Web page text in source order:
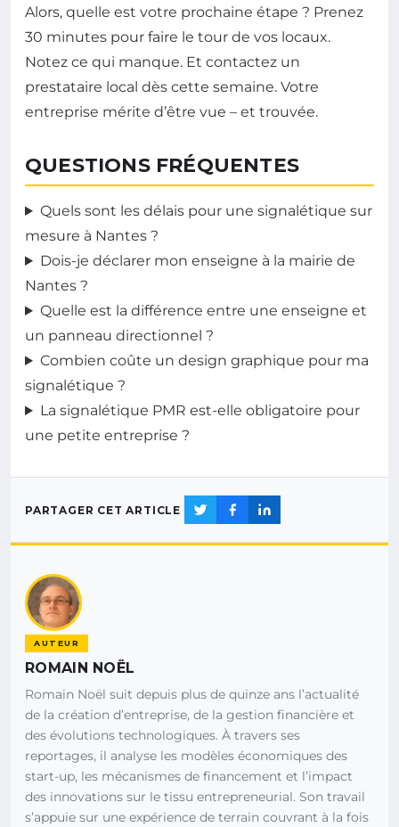
Alors, quelle est votre prochaine étape ? Prenez
30 minutes pour faire le tour de vos locaux.
Notez ce qui manque. Et contactez un
prestataire local dès cette semaine. Votre
entreprise mérite d’être vue – et trouvée.
QUESTIONS FRÉQUENTES
Quels sont les délais pour une signalétique sur
mesure à Nantes ?
Dois-je déclarer mon enseigne à la mairie de
Nantes ?
Quelle est la différence entre une enseigne et
un panneau directionnel ?
Combien coûte un design graphique pour ma
signalétique ?
La signalétique PMR est-elle obligatoire pour
une petite entreprise ?
PARTAGER CET ARTICLE
AUTEUR
ROMAIN NOËL
Romain Noël suit depuis plus de quinze ans l’actualité
de la création d’entreprise, de la gestion financière et
des évolutions technologiques. À travers ses
reportages, il analyse les modèles économiques des
start-up, les mécanismes de financement et l’impact
des innovations sur le tissu entrepreneurial. Son travail
s’appuie sur une expérience de terrain couvrant à la fois